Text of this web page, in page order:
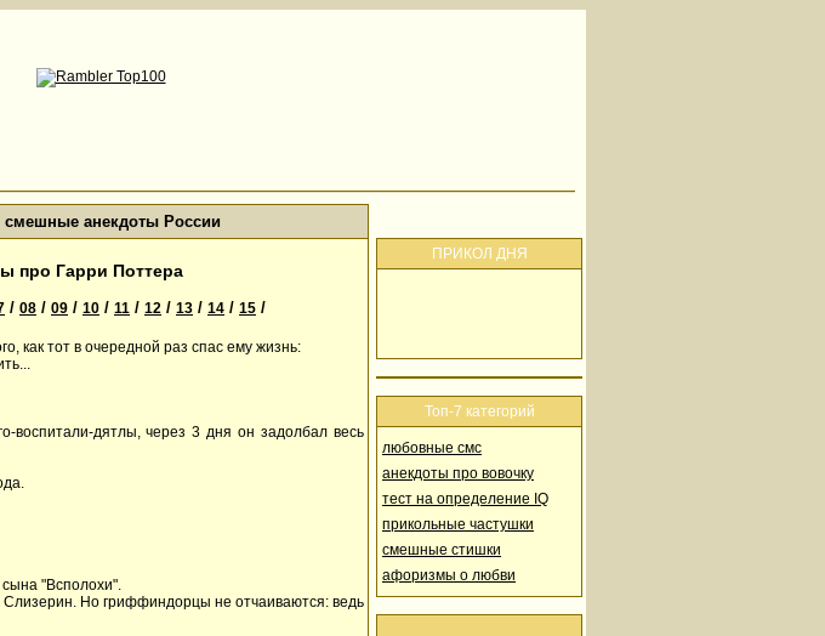
анекдоты России
про Гарри Поттера
/ 08 / 09 / 10 / 11 / 12 / 13 / 14 / 15 /
как тот в очередной раз спас ему жизнь:
воспитали-дятлы, через 3 дня он задолбал весь
"Всполохи".
Но гриффиндорцы не отчаиваются: ведь
ПРИКОЛ ДНЯ
Топ-7 категорий
любовные смс
анекдоты про вовочку
тест на определение IQ
прикольные частушки
смешные стишки
афоризмы о любви